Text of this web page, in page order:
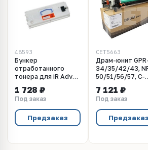
48593
Бункер
отработанного
тонера для iR Adv
C5535, C5540, C5550,
C5560 (Katun FM1-
A606/WT-202)
1 728 ₽
Под заказ
Предзаказ
CET5663
Драм-юнит
34/35/42/43,
50/51/56/57, C-
для CANON
iR2520/2525/
(CET), 125000
CET5663
7 121 ₽
Под заказ
Предзаказ